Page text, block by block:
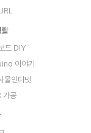
드 DIY
이야기
물인터넷
가공